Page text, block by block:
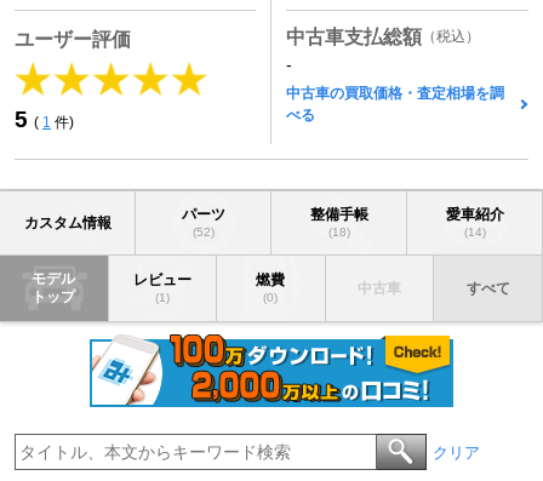
ユーザー評価
5 ( 1 件)
中古車支払総額 （税込）
-
中古車の買取価格・査定相場を調
べる
カスタム情報 パーツ
(52)
整備手帳
(18)
愛車紹介
(14)
モデル
トップ
レビュー
(1)
燃費
(0)
中古車 すべて
クリア